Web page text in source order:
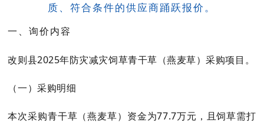
质、符合条件的供应商踊跃报价。
一、询价内容
改则县2025年防灾减灾饲草青干草（燕麦草）采购项目。
（一）采购明细
本次采购青干草（燕麦草）资金为77.7万元，且饲草需打